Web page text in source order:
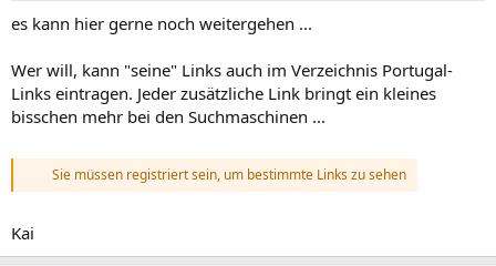
es kann hier gerne noch weitergehen ...
Wer will, kann "seine" Links auch im Verzeichnis Portugal-
Links eintragen. Jeder zusätzliche Link bringt ein kleines
bisschen mehr bei den Suchmaschinen ...
Sie müssen registriert sein, um bestimmte Links zu sehen
Kai